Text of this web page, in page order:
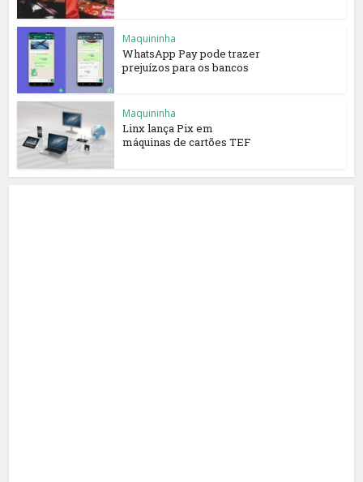
Maquininha
WhatsApp Pay pode trazer
prejuízos para os bancos
Maquininha
Linx lança Pix em
máquinas de cartões TEF